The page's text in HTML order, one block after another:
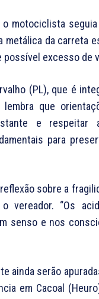
motociclista
da carreta
excesso de
(PL), que é
que
e
para
sobre a
vereador. “Os
senso e nos
ainda serão
em Cacoal